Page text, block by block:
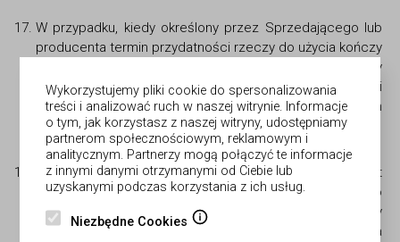
W przypadku, kiedy określony przez Sprzedającego lub
producenta termin przydatności rzeczy do użycia kończy
się po upływie dwóch lat od momentu wydania rzeczy
Konsumentowi, Sprzedający odpowiada z tytułu rękojmi
za wady fizyczne tej rzeczy stwierdzone przed upływem
tego terminu.
W terminach określonych w §5 pkt 15-17 Konsument
może złożyć oświadczenie o odstąpieniu od umowy albo
obniżeniu ceny z powodu wady fizycznej rzeczy
sprzedanej, a jeżeli Konsument żądał wymiany rzeczy na
Wykorzystujemy pliki cookie do spersonalizowania
treści i analizować ruch w naszej witrynie. Informacje
o tym, jak korzystasz z naszej witryny, udostępniamy
partnerom społecznościowym, reklamowym i
analitycznym. Partnerzy mogą połączyć te informacje
z innymi danymi otrzymanymi od Ciebie lub
uzyskanymi podczas korzystania z ich usług.
Niezbędne Cookies